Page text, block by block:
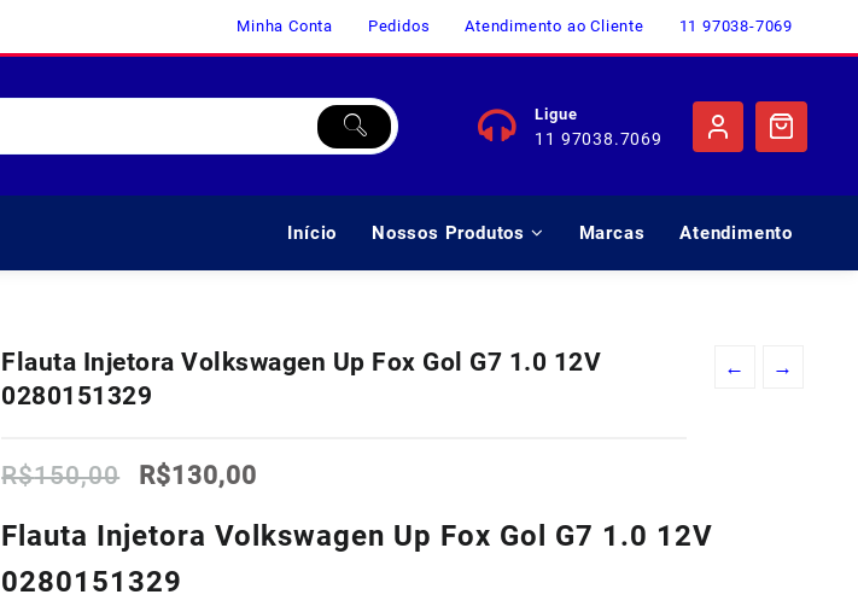
Minha Conta Pedidos Atendimento ao Cliente 11 97038-7069
Ligue
11 97038.7069
Início Nossos Produtos Marcas Atendimento
← →
Flauta Injetora Volkswagen Up Fox Gol G7 1.0 12V
0280151329
R$150,00
O
original
era:
R$150,00.
R$130,00
atual
é:
Flauta Injetora Volkswagen Up Fox Gol G7 1.0 12V
0280151329